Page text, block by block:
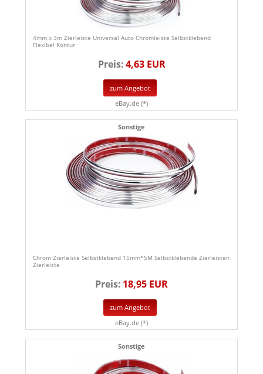
4mm x 3m Zierleiste Universal Auto Chromleiste Selbstklebend
Flexibel Kontur
Preis:4,63 EUR
zum Angebot
eBay.de (*)
Sonstige
Chrom Zierleiste Selbstklebend 15mm*5M Selbstklebende Zierleisten
Zierleiste
Preis: 18,95 EUR
zum Angebot
eBay.de (*)
Sonstige